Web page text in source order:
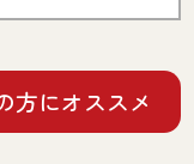
方にオススメ